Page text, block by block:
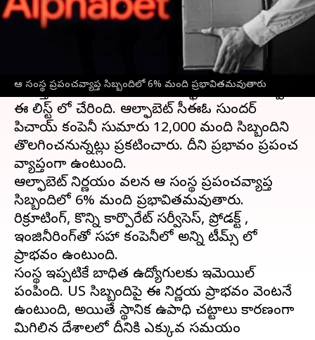
ఆ సంస్థ ప్రపంచవ్యాప్త సిబ్బందిలో 6% మంది ప్రభావితమవుతారు
వ్రాసిన వారు Nishkala Sathivada Jan 21, 2023
ఉద్యోగుల తొలగింపుసీజన్
నడుస్తుంది.గూగుల్పేరెంట్ ఆల్ఫాబెట్ ఇంక్. ఇప్పుడు
ఈ లిస్ట్ లో చేరింది. ఆల్ఫాబెట్ సీఈఓ సుందర్
పిచాయ్ కంపెనీ సుమారు 12,000 మంది సిబ్బందిని
తొలగించనున్నట్లు ప్రకటించారు. దీని ప్రభావం ప్రపంచ
వ్యాప్తంగా ఉంటుంది.
ఆల్ఫాబెట్ నిర్ణయం వలన ఆ సంస్థ ప్రపంచవ్యాప్త
సిబ్బందిలో 6% మంది ప్రభావితమవుతారు.
రిక్రూటింగ్, కొన్ని కార్పొరేట్ సర్వీసెస్, ప్రోడక్ట్ ,
ఇంజినీరింగ్‌తో సహా కంపెనీలో అన్ని టీమ్స్ లో
ప్రాభవం ఉంటుంది.
సంస్థ ఇప్పటికే బాధిత ఉద్యోగులకు ఇమెయిల్
పంపింది. US సిబ్బందిపై ఈ నిర్ణయ ప్రాభవం వెంటనే
ఉంటుంది, అయితే స్థానిక ఉపాధి చట్టాలు కారణంగా
మిగిలిన దేశాలలో దీనికి ఎక్కువ సమయం